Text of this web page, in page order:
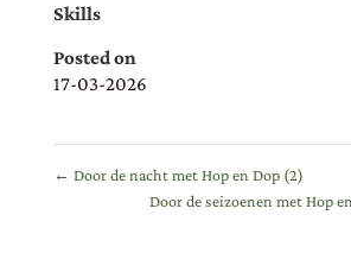
Skills
Posted on
17-03-2026
← Door de nacht met Hop en Dop (2)
Door de seizoenen met Hop